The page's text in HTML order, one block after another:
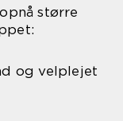
større
og velplejet